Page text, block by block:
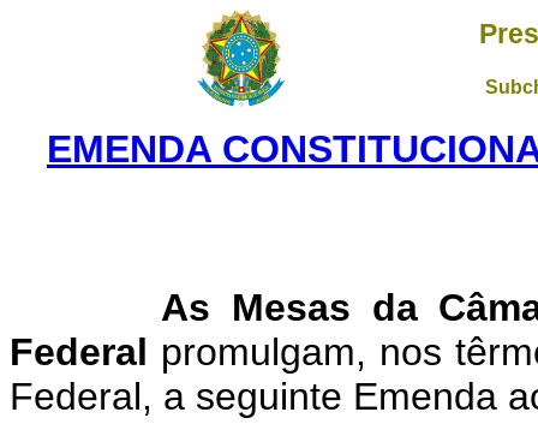
EMENDA
As Mesas da
Federal promulgam, nos
Federal, a seguinte Emenda